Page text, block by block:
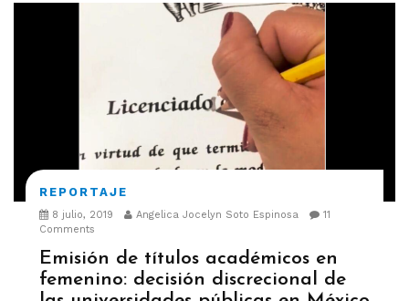
REPORTAJE
8 julio, 2019 Angelica Jocelyn Soto Espinosa
11
Comments
Emisión de títulos académicos en
femenino: decisión discrecional de